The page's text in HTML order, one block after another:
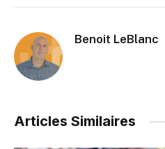
Benoit LeBlanc
Articles Similaires